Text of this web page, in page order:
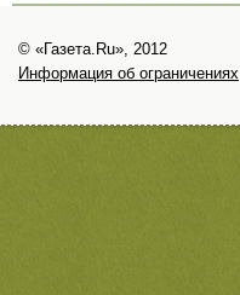
© «Газета.Ru», 2012
Информация об ограничениях